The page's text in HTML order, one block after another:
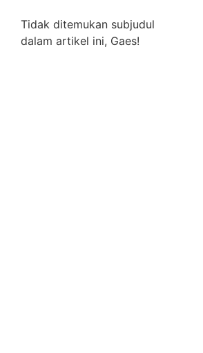
Tidak ditemukan subjudul
dalam artikel ini, Gaes!